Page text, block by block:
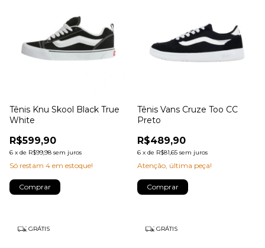
Tênis Knu Skool Black True
White
R$599,90
6 x de R$99,98 sem juros
Só restam 4 em estoque!
Comprar
Tênis Vans Cruze Too CC
Preto
R$489,90
6 x de R$81,65 sem juros
Atenção, última peça!
Comprar
GRÁTIS GRÁTIS